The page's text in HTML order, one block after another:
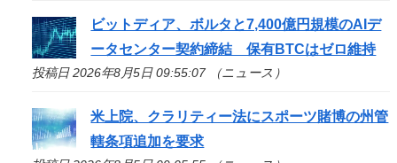
ビットディア、ボルタと7,400億円規模のAIデ
ータセンター契約締結 保有BTCはゼロ維持
投稿日 2026年8月5日 09:55:07 （ニュース）
米上院、クラリティー法にスポーツ賭博の州管
轄条項追加を要求